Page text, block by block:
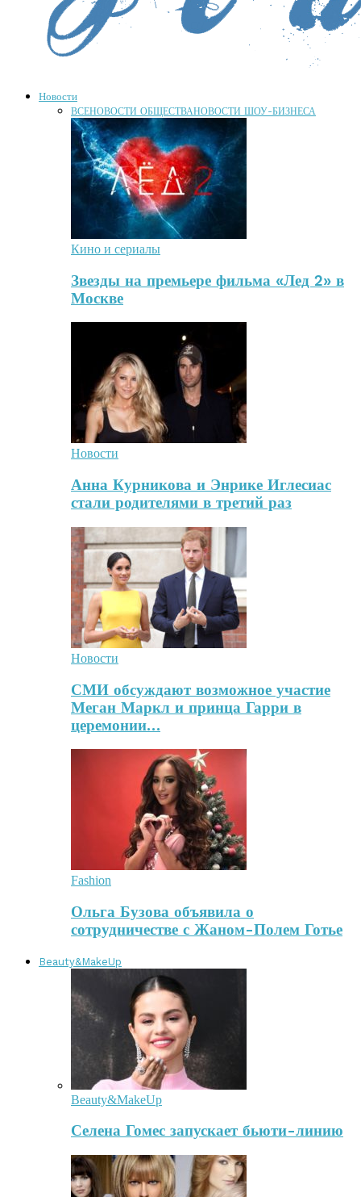
Новости
ВСЕНОВОСТИ ОБЩЕСТВАНОВОСТИ ШОУ-БИЗНЕСА
Кино и сериалы
Звезды на премьере фильма «Лед 2» в
Москве
Новости
Анна Курникова и Энрике Иглесиас
стали родителями в третий раз
Новости
СМИ обсуждают возможное участие
Меган Маркл и принца Гарри в
церемонии…
Fashion
Ольга Бузова объявила о
сотрудничестве с Жаном-Полем Готье
Beauty&MakeUp
Beauty&MakeUp
Селена Гомес запускает бьюти-линию